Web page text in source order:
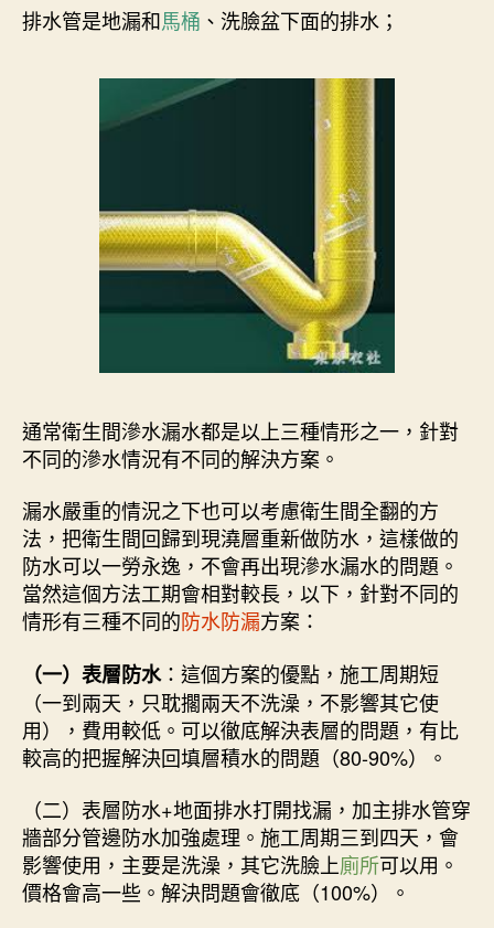
排水管是地漏和馬桶 、洗臉盆下面的排水；
通常衛生間滲水漏水都是以上三種情形之一，針對
不同的滲水情況有不同的解決方案。
漏水嚴重的情況之下也可以考慮衛生間全翻的方
法，把衛生間回歸到現澆層重新做防水，這樣做的
防水可以一勞永逸，不會再出現滲水漏水的問題。
當然這個方法工期會相對較長，以下，針對不同的
情形有三種不同的防水防漏方案：
（一）表層防水：這個方案的優點，施工周期短
（一到兩天，只耽擱兩天不洗澡，不影響其它使
用），費用較低。可以徹底解決表層的問題，有比
較高的把握解決回填層積水的問題（80-90%）。
（二）表層防水+地面排水打開找漏，加主排水管穿
牆部分管邊防水加強處理。施工周期三到四天，會
影響使用，主要是洗澡，其它洗臉上廁所可以用。
價格會高一些。解決問題會徹底（100%）。